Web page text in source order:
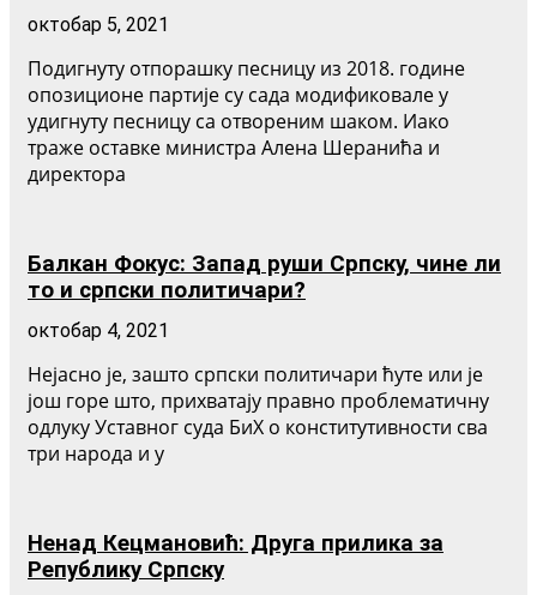
октобар 5, 2021
Подигнуту отпорашку песницу из 2018. године
опозиционе партије су сада модификовале у
удигнуту песницу са отвореним шаком. Иако
траже оставке министра Алена Шеранића и
директора
Балкан Фокус: Запад руши Српску, чине ли
то и српски политичари?
октобар 4, 2021
Нејасно је, зашто српски политичари ћуте или је
још горе што, прихватају правно проблематичну
одлуку Уставног суда БиХ о конститутивности сва
три народа и у
Ненад Кецмановић: Друга прилика за
Републику Српску